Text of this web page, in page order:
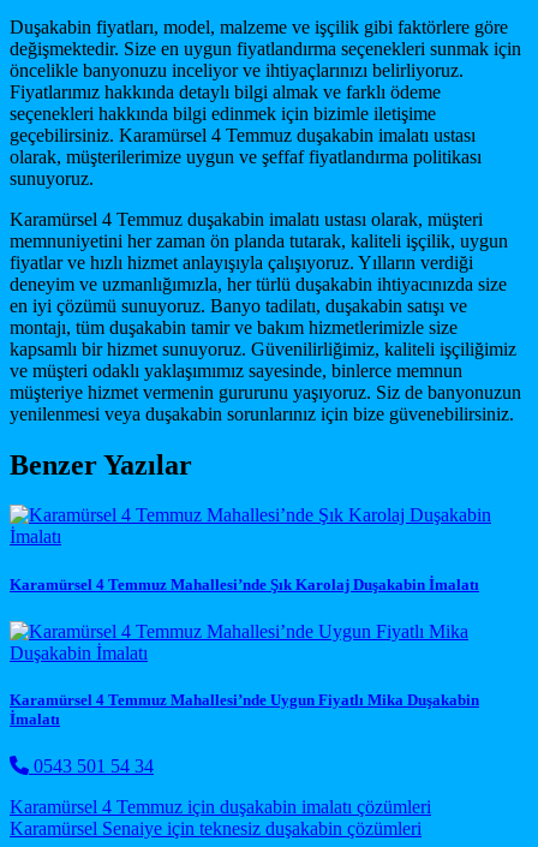
Duşakabin fiyatları, model, malzeme ve işçilik gibi faktörlere göre
değişmektedir. Size en uygun fiyatlandırma seçenekleri sunmak için
öncelikle banyonuzu inceliyor ve ihtiyaçlarınızı belirliyoruz.
Fiyatlarımız hakkında detaylı bilgi almak ve farklı ödeme
seçenekleri hakkında bilgi edinmek için bizimle iletişime
geçebilirsiniz. Karamürsel 4 Temmuz duşakabin imalatı ustası
olarak, müşterilerimize uygun ve şeffaf fiyatlandırma politikası
sunuyoruz.
Karamürsel 4 Temmuz duşakabin imalatı ustası olarak, müşteri
memnuniyetini her zaman ön planda tutarak, kaliteli işçilik, uygun
fiyatlar ve hızlı hizmet anlayışıyla çalışıyoruz. Yılların verdiği
deneyim ve uzmanlığımızla, her türlü duşakabin ihtiyacınızda size
en iyi çözümü sunuyoruz. Banyo tadilatı, duşakabin satışı ve
montajı, tüm duşakabin tamir ve bakım hizmetlerimizle size
kapsamlı bir hizmet sunuyoruz. Güvenilirliğimiz, kaliteli işçiliğimiz
ve müşteri odaklı yaklaşımımız sayesinde, binlerce memnun
müşteriye hizmet vermenin gururunu yaşıyoruz. Siz de banyonuzun
yenilenmesi veya duşakabin sorunlarınız için bize güvenebilirsiniz.
Benzer Yazılar
Karamürsel 4 Temmuz Mahallesi’nde Şık Karolaj Duşakabin İmalatı
Karamürsel 4 Temmuz Mahallesi’nde Uygun Fiyatlı Mika Duşakabin
İmalatı
0543 501 54 34
Post navigation
Karamürsel 4 Temmuz için duşakabin imalatı çözümleri
Karamürsel Senaiye için teknesiz duşakabin çözümleri